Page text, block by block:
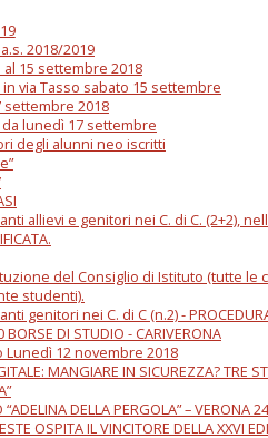
2018/2019
15 settembre 2018
via Tasso sabato 15 settembre
settembre 2018
lunedì 17 settembre
degli alunni neo iscritti
allievi e genitori nei C. di C. (2+2),
del Consiglio di Istituto (tutte le
studenti).
genitori nei C. di C (n.2) -
BORSE DI STUDIO - CARIVERONA
Lunedì 12 novembre 2018
MANGIARE IN SICUREZZA? TRE
“ADELINA DELLA PERGOLA” – VERONA
OSPITA IL VINCITORE DELLA XXVI